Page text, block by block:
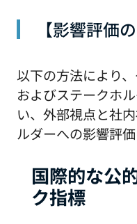
【影響評価
以下の方法により
およびステークホ
い、外部視点と社
ルダーへの影響評
国際的な公
ク指標